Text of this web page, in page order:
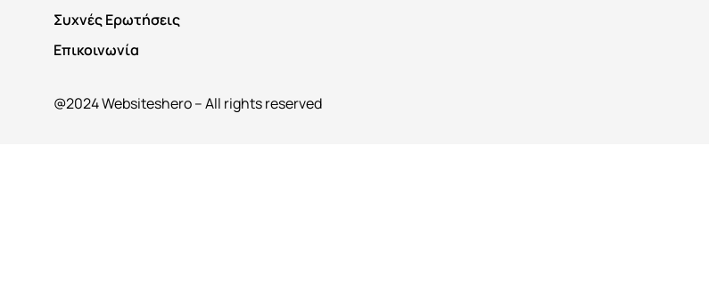
Συχνές Ερωτήσεις
Επικοινωνία
@2024 Websiteshero – All rights reserved